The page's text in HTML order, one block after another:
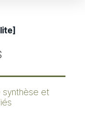
synthèse et